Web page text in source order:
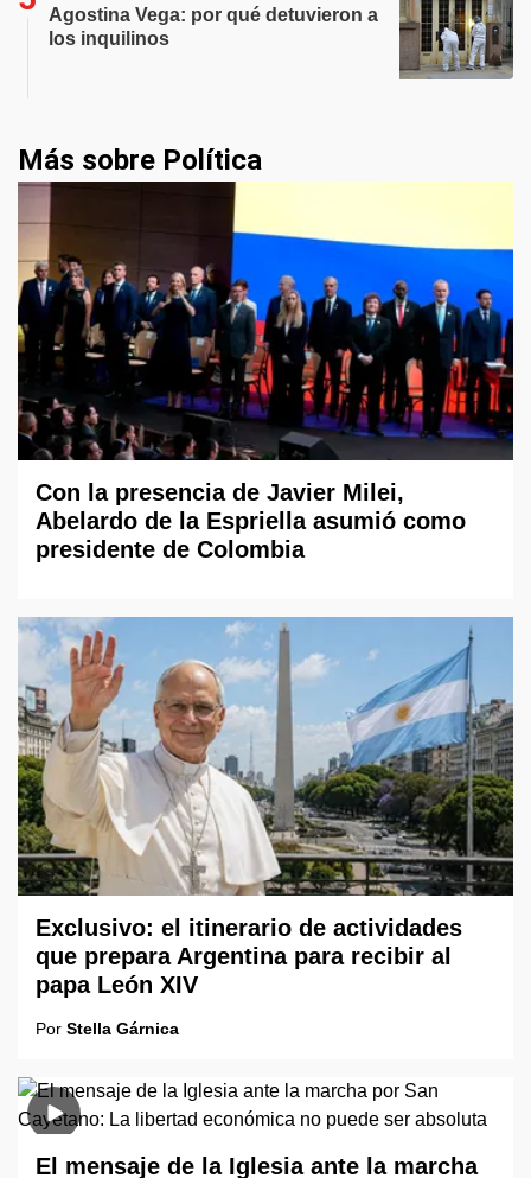
Agostina Vega: por qué detuvieron a
los inquilinos
Más sobre Política
Con la presencia de Javier Milei,
Abelardo de la Espriella asumió como
presidente de Colombia
Exclusivo: el itinerario de actividades
que prepara Argentina para recibir al
papa León XIV
Por Stella Gárnica
El mensaje de la Iglesia ante la marcha